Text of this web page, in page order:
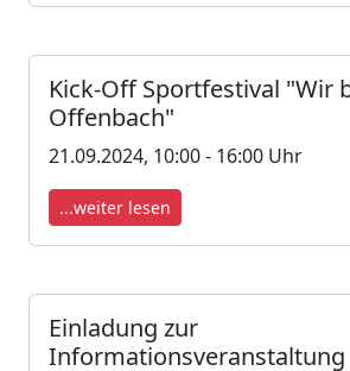
Kick-Off Sportfestival "Wir
Offenbach"
21.09.2024, 10:00 - 16:00 Uhr
...weiter lesen
Einladung zur
Informationsveranstaltung